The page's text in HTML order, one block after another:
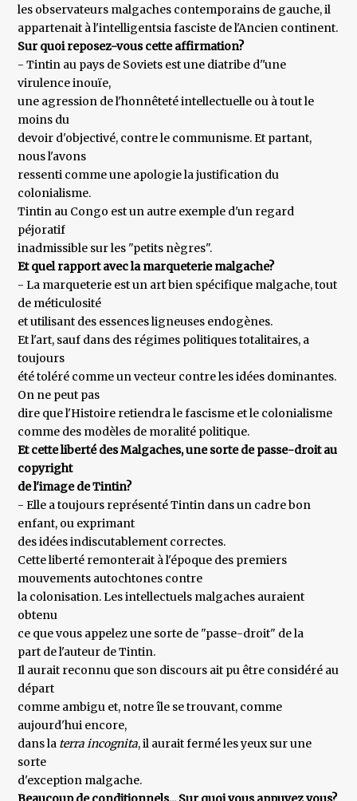
les observateurs malgaches contemporains de gauche, il
appartenait à l'intelligentsia fasciste de l'Ancien continent.
Sur quoi reposez-vous cette affirmation?
- Tintin au pays de Soviets est une diatribe d''une
virulence inouïe,
une agression de l'honnêteté intellectuelle ou à tout le
moins du
devoir d'objectivé, contre le communisme. Et partant,
nous l'avons
ressenti comme une apologie la justification du
colonialisme.
Tintin au Congo est un autre exemple d'un regard
péjoratif
inadmissible sur les "petits nègres".
Et quel rapport avec la marqueterie malgache?
- La marqueterie est un art bien spécifique malgache, tout
de méticulosité
et utilisant des essences ligneuses endogènes.
Et l'art, sauf dans des régimes politiques totalitaires, a
toujours
été toléré comme un vecteur contre les idées dominantes.
On ne peut pas
dire que l'Histoire retiendra le fascisme et le colonialisme
comme des modèles de moralité politique.
Et cette liberté des Malgaches, une sorte de passe-droit au
copyright
de l'image de Tintin?
- Elle a toujours représenté Tintin dans un cadre bon
enfant, ou exprimant
des idées indiscutablement correctes.
Cette liberté remonterait à l'époque des premiers
mouvements autochtones contre
la colonisation. Les intellectuels malgaches auraient
obtenu
ce que vous appelez une sorte de "passe-droit" de la
part de l'auteur de Tintin.
Il aurait reconnu que son discours ait pu être considéré au
départ
comme ambigu et, notre île se trouvant, comme
aujourd'hui encore,
dans la terra incognita, il aurait fermé les yeux sur une
sorte
d'exception malgache.